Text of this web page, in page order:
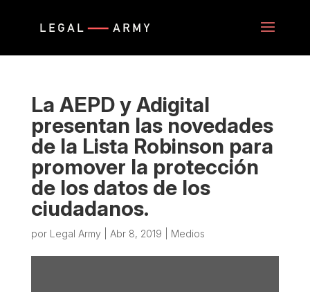
La AEPD y Adigital
presentan las novedades
de la Lista Robinson para
promover la protección
de los datos de los
ciudadanos.
por Legal Army Abr 8, 2019 Medios